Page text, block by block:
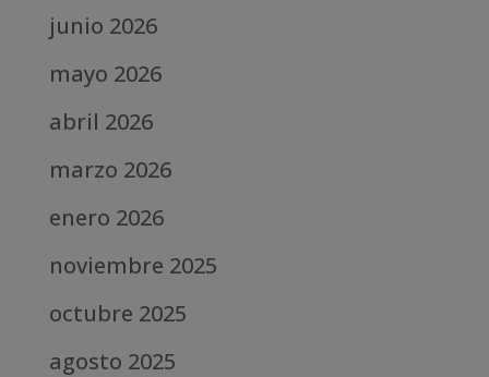
junio 2026
mayo 2026
abril 2026
marzo 2026
enero 2026
noviembre 2025
octubre 2025
agosto 2025